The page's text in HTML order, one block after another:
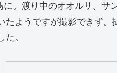
。渡り中のオオルリ、サ
たようですが撮影できず
。